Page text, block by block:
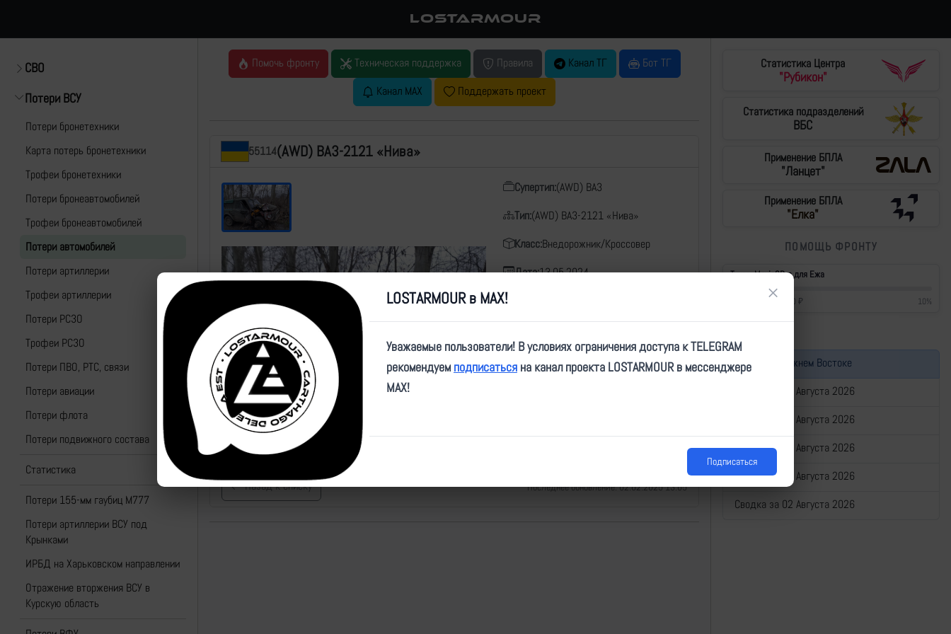
LOSTARMOUR
СВО
Потери ВСУ
Потери бронетехники
Карта потерь бронетехники
Трофеи бронетехники
Потери бронеавтомобилей
Трофеи бронеавтомобилей
Потери автомобилей
Потери артиллерии
Трофеи артиллерии
Потери РСЗО
Трофеи РСЗО
Потери ПВО, РТС, связи
Потери авиации
Потери флота
Потери подвижного состава
Статистика
Потери 155-мм гаубиц M777
Потери артиллерии ВСУ под
Крынками
ИРБД на Харьковском направлении
Отражение вторжения ВСУ в
Курскую область
Помочь фронту Техническая поддержка Правила Канал ТГ
Бот ТГ
Канал MAX
Поддержать проект
55114(AWD) ВАЗ-2121 «Нива»
Супертип:(AWD) ВАЗ
Тип:(AWD) ВАЗ-2121 «Нива»
Класс:Внедорожник/Кроссовер
Дата:13.05.2024
Назад к списку Последнее обновление: 02.02.2025 13:05
Статистика Центра
"Рубикон"
Статистика подразделений
ВБС
Применение БПЛА
"Ланцет"
Применение БПЛА
"Елка"
ПОМОЩЬ ФРОНТУ
Тушки Mavic3Pro для Ежа
430 000 ₽ 10%
Война на Ближнем Востоке
Сводка за 06 Августа 2026
Сводка за 05 Августа 2026
Сводка за 04 Августа 2026
Сводка за 03 Августа 2026
Сводка за 02 Августа 2026
LOSTARMOUR в MAX! ×
Уважаемые пользователи! В условиях ограничения доступа к TELEGRAM
рекомендуем подписаться на канал проекта LOSTARMOUR в мессенджере
MAX!
Подписаться